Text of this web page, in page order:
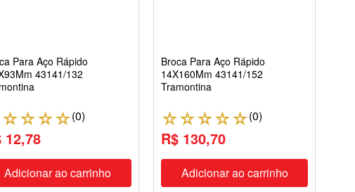
Para Aço Rápido
43141/132
☆☆☆☆(0)
12,78
Adicionar ao carrinho
Broca Para Aço Rápido
14X160Mm 43141/152
Tramontina
☆☆☆☆☆(0)
R$ 130,70
Adicionar ao carrinho